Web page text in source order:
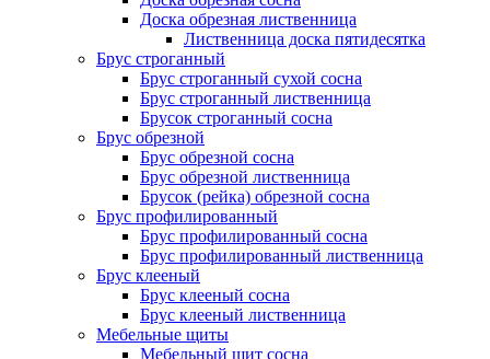
Доска обрезная лиственница
Лиственница доска пятидесятка
Брус строганный
Брус строганный сухой сосна
Брус строганный лиственница
Брусок строганный сосна
Брус обрезной
Брус обрезной сосна
Брус обрезной лиственница
Брусок (рейка) обрезной сосна
Брус профилированный
Брус профилированный сосна
Брус профилированный лиственница
Брус клееный
Брус клееный сосна
Брус клееный лиственница
Мебельные щиты
Мебельный щит сосна